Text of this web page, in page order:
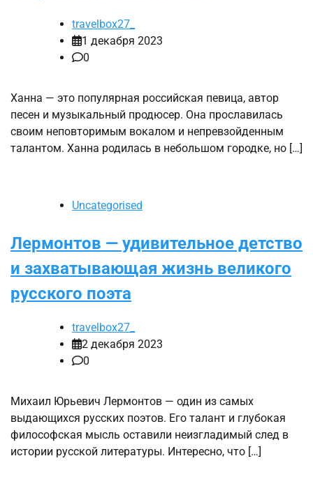
travelbox27_
1 декабря 2023
0
Ханна — это популярная российская певица, автор
песен и музыкальный продюсер. Она прославилась
своим неповторимым вокалом и непревзойденным
талантом. Ханна родилась в небольшом городке, но […]
Uncategorised
Лермонтов — удивительное детство
и захватывающая жизнь великого
русского поэта
travelbox27_
2 декабря 2023
0
Михаил Юрьевич Лермонтов — один из самых
выдающихся русских поэтов. Его талант и глубокая
философская мысль оставили неизгладимый след в
истории русской литературы. Интересно, что […]